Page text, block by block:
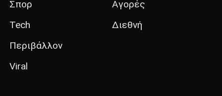
Σπορ
Tech
Περιβάλλον
Viral
Αγορές
Διεθνή